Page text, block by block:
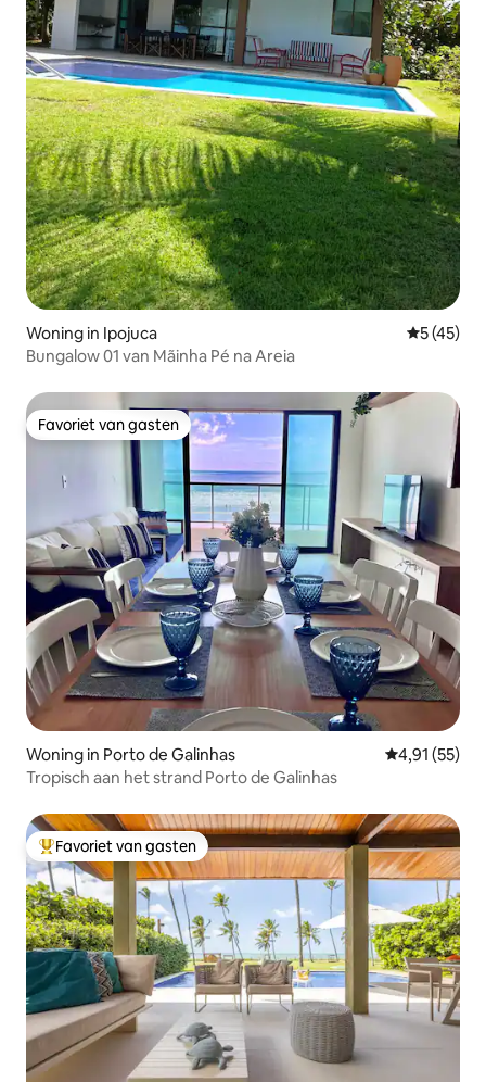
Woning in Ipojuca
5 (45)
Bungalow 01 van Mãinha Pé na Areia
Favoriet van gasten
Favoriet van gasten
Woning in Porto de Galinhas Gemiddelde
4,91 (55)
Tropisch aan het strand Porto de Galinhas
Topfavoriet van gasten
Favoriet van gasten